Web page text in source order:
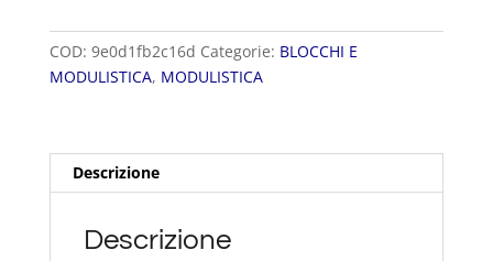
COD: 9e0d1fb2c16d Categorie: BLOCCHI E
MODULISTICA, MODULISTICA
Descrizione
Descrizione